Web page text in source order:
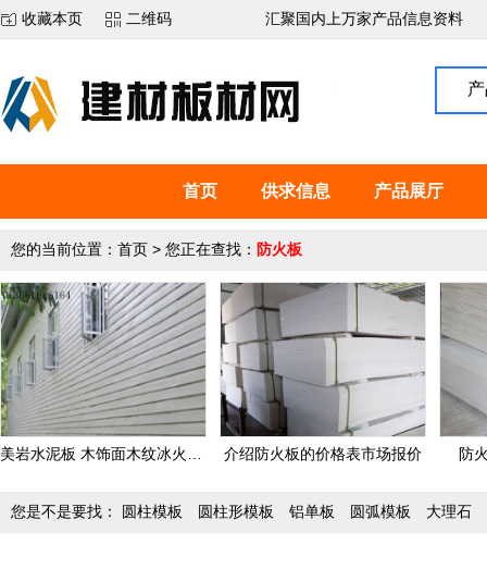
收藏本页 二维码 汇聚国内上万家产品信息资料
首页 供求信息 产品展厅
您的当前位置： 首页 > 您正在查找： 防火板
介绍防火板的价格表市场报价 防
您是不是要找： 圆柱模板 圆柱形模板 铝单板 圆弧模板 大理石